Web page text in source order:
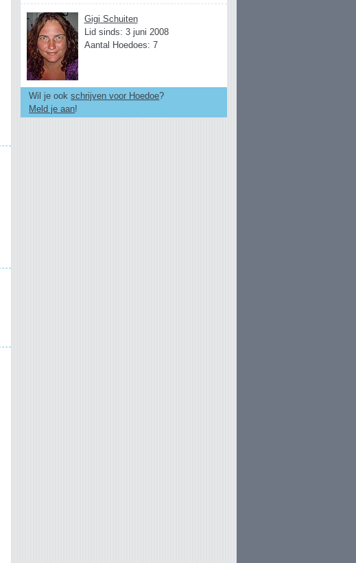
Gigi Schuiten
Lid sinds: 3 juni 2008
Aantal Hoedoes: 7
Wil je ookschrijven voor Hoedoe?
Meld je aan!